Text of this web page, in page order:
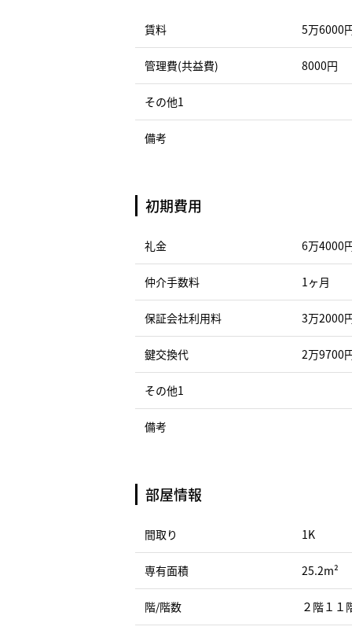
賃料 5万6000
管理費(共益費) 8000円
その他1
備考
初期費用
礼金 6万4000
仲介手数料 1ヶ月
保証会社利用料 3万2000
鍵交換代 2万9700
その他1
備考
部屋情報
間取り 1K
専有面積 25.2m²
階/階数 ２階１１